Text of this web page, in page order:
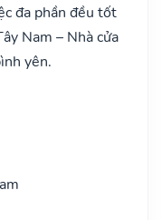
đa phần đều tốt
Nam – Nhà cửa
yên.